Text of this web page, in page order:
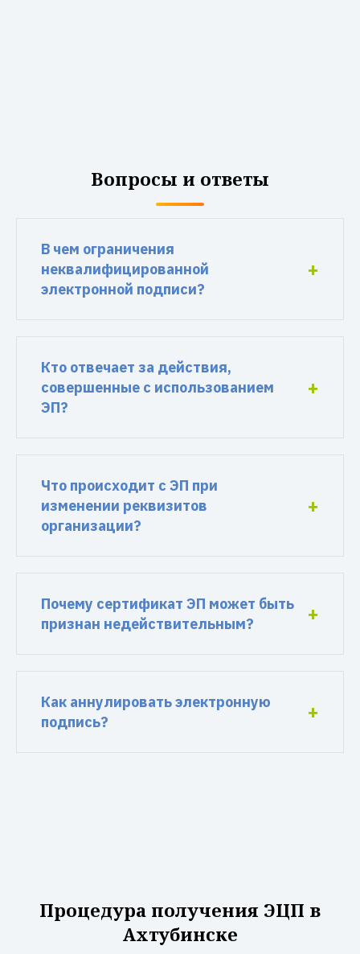
Вопросы и ответы
В чем ограничения
неквалифицированной
электронной подписи?
Кто отвечает за действия,
совершенные с использованием
ЭП?
Что происходит с ЭП при
изменении реквизитов
организации?
Почему сертификат ЭП может быть
признан недействительным?
Как аннулировать электронную
подпись?
Процедура получения ЭЦП в
Ахтубинске